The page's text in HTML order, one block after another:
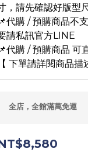
，請先確認好版型
代購 / 預購商品不
請私訊官方LINE
代購 / 預購商品 可
【 下單請詳閱商品描
全店，全館滿萬免運